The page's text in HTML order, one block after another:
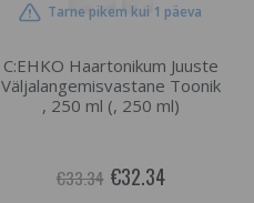
Tarne pikem kui 1 päeva
C:EHKO Haartonikum Juuste
Väljalangemisvastane Toonik
, 250 ml (, 250 ml)
€33.34 €32.34